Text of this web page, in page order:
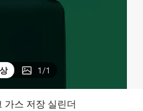
1/1
가스 저장 실린더